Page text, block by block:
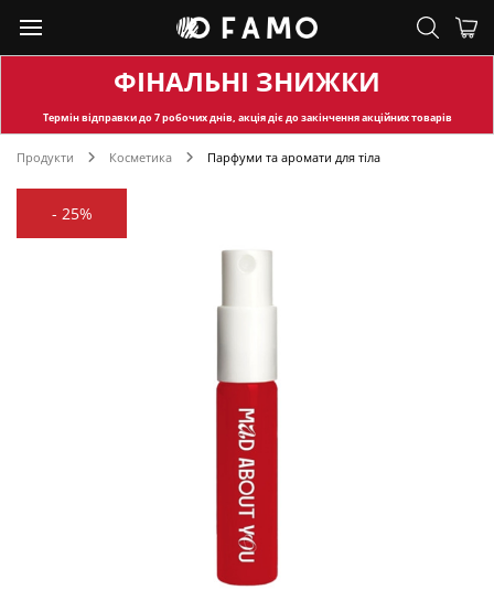
ФІНАЛЬНІ ЗНИЖКИ
Термін відправкидо 7 робочих днів, акція діє до закінчення акційних товарів
Продукти Косметика Парфуми та аромати для тіла
- 25%